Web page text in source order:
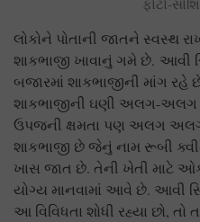
ફોટો-
લોકોને પોતાની જાતને સ્વસ્થ
શાકભાજી ખાવાનું ગમે છે. આવી
બજારમાં શાકભાજીની માંગ
શાકભાજીની ઘણી અલગ-અલગ
ઉપજની ક્ષમતા પણ અલગ
શાકભાજી છે જેનું નામ રૂબી
ખાસ જાત છે. તેની ખેતી માટે
યોગ્ય માનવામાં આવે છે. આવી
આ વિવિધતા શોધી રહ્યા છો, તો